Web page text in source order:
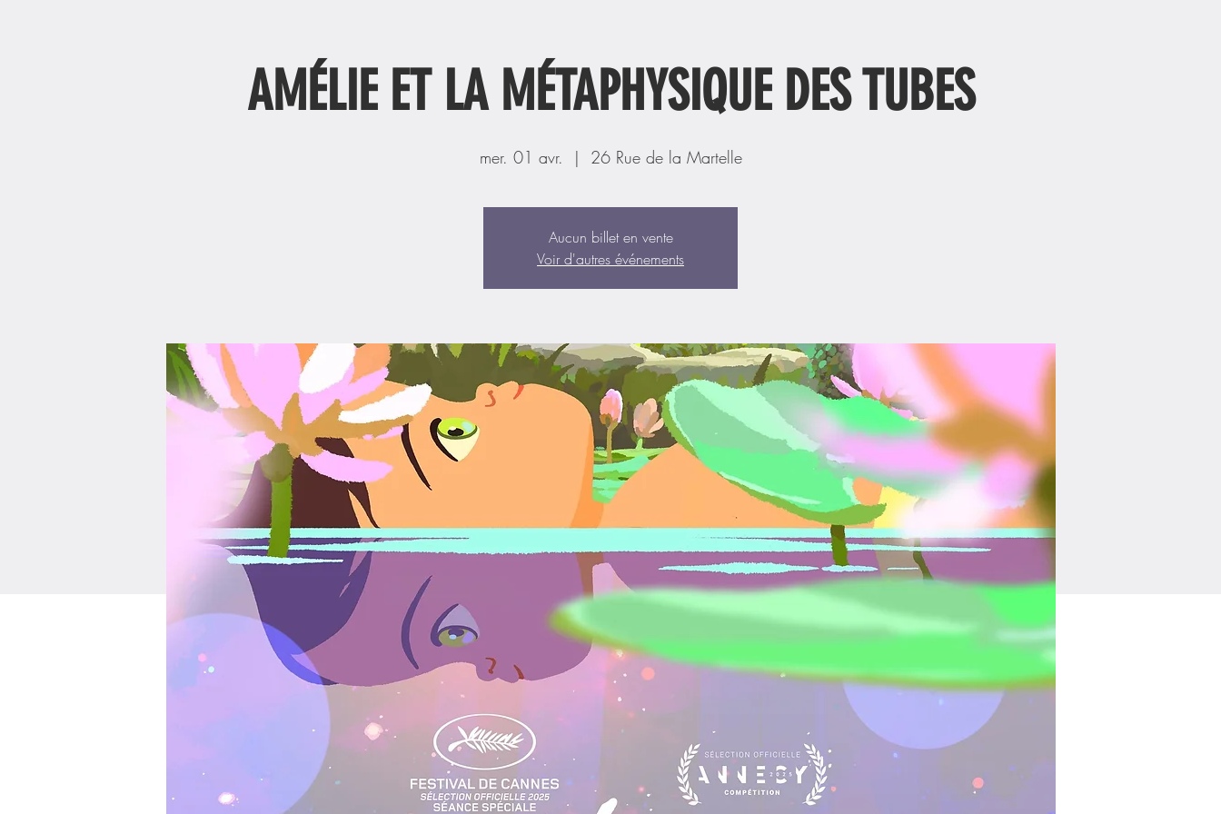
AMÉLIE ET LA MÉTAPHYSIQUE DES TUBES
mer. 01 avr.
  |
26 Rue de la Martelle
Aucun billet en vente
Voir d'autres événements